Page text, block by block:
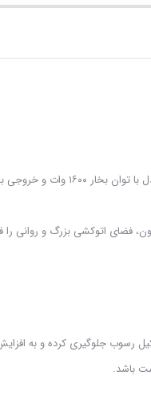
به حداقل برسد. طول صفحه پرس ۲۶ اینچی در کنار کفه فلزی و صفحه